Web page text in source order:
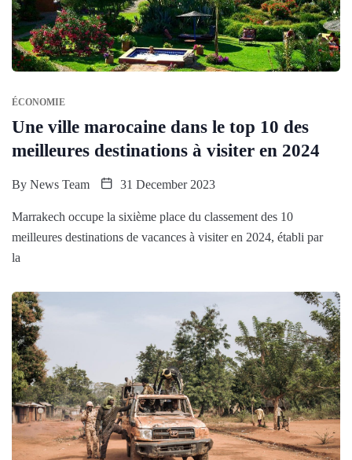
ÉCONOMIE
Une ville marocaine dans le top 10 des
meilleures destinations à visiter en 2024
By News Team 31 December 2023
Marrakech occupe la sixième place du classement des 10
meilleures destinations de vacances à visiter en 2024, établi par
la